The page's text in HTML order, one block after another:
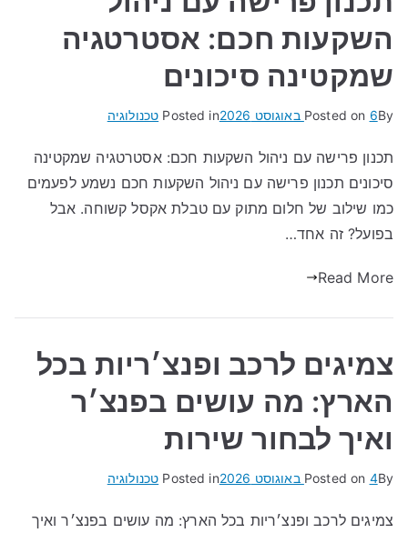
השקעות חכם: אסטרטגיה
שמקטינה סיכונים
By
Posted on 6 באוגוסט 2026 Posted in טכנולוגיה
תכנון פרישה עם ניהול השקעות חכם: אסטרטגיה שמקטינה
סיכונים תכנון פרישה עם ניהול השקעות חכם נשמע לפעמים
כמו שילוב של חלום מתוק עם טבלת אקסל קשוחה. אבל
בפועל? זה אחד…
Read More
צמיגים לרכב ופנצ׳ריות בכל
הארץ: מה עושים בפנצ׳ר
ואיך לבחור שירות
By
Posted on 4 באוגוסט 2026 Posted in טכנולוגיה
צמיגים לרכב ופנצ׳ריות בכל הארץ: מה עושים בפנצ׳ר ואיך